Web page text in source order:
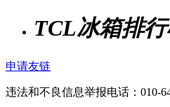
TCL冰箱排
申请友链
违法和不良信息举报电话：010-